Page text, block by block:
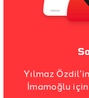
Yılmaz
İmamoğlu